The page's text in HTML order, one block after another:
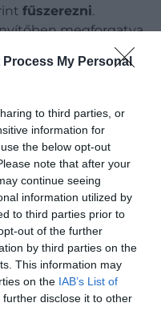
Process My Personal
to third parties, or
information for
the below opt-out
note that after your
continue seeing
information utilized by
to third parties prior to
out of the further
by third parties on the
This information may
on the IAB’s List of
further disclose it to other
fűszerezni.
megforgatva,
ízt kapunk.
Fontos azonban,
mielőtt elraknánk,
megpuhulhatnak a